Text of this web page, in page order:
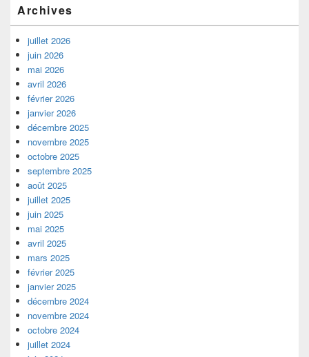
Archives
juillet 2026
juin 2026
mai 2026
avril 2026
février 2026
janvier 2026
décembre 2025
novembre 2025
octobre 2025
septembre 2025
août 2025
juillet 2025
juin 2025
mai 2025
avril 2025
mars 2025
février 2025
janvier 2025
décembre 2024
novembre 2024
octobre 2024
juillet 2024